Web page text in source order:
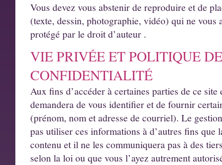
Vous devez vous abstenir de reproduire et de
(texte, dessin, photographie, vidéo) qui ne vous
protégé par le droit d’auteur .
VIE PRIVÉE ET POLITIQUE DE
CONFIDENTIALITÉ
Aux fins d’accéder à certaines parties de ce
demandera de vous identifier et de fournir
(prénom, nom et adresse de courriel). Le
pas utiliser ces informations à d’autres fins que
contenu et il ne les communiquera pas à des
selon la loi ou que vous l’ayez autrement